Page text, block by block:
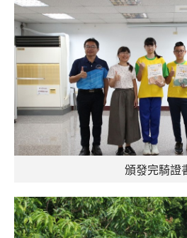
頒發完騎證